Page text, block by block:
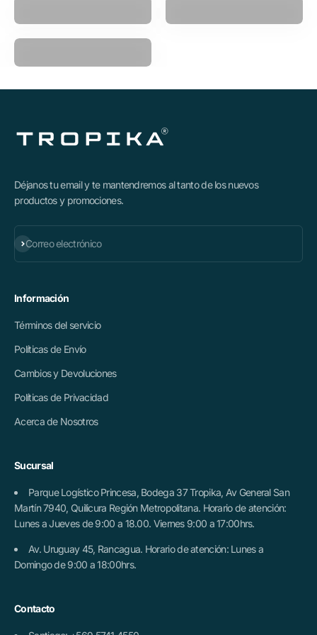
Déjanos tu email y te mantendremos al tanto de los nuevos
productos y promociones.
Correo electrónico
Suscribirse
Información
Términos del servicio
Políticas de Envío
Cambios y Devoluciones
Políticas de Privacidad
Acerca de Nosotros
Sucursal
Parque Logístico Princesa, Bodega 37 Tropika, Av General San
Martín 7940, Quilicura Región Metropolitana. Horario de atención:
Lunes a Jueves de 9:00 a 18.00. Viernes 9:00 a 17:00hrs.
Av. Uruguay 45, Rancagua. Horario de atención: Lunes a
Domingo de 9:00 a 18:00hrs.
Contacto